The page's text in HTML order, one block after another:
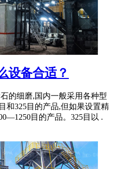
设备合适？
的细磨,国内一般采用各种型
和325目的产品,但如果设置精
目的产品。325目以 .